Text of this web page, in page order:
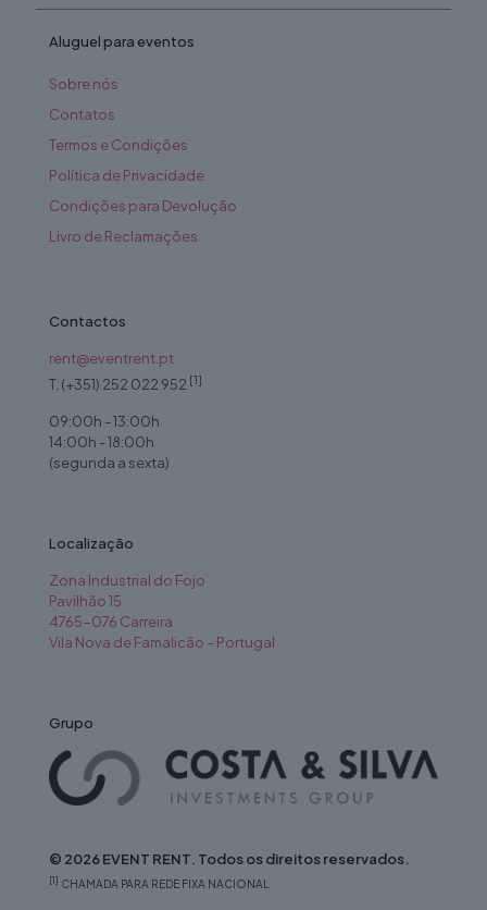
Aluguel para eventos
Sobre nós
Contatos
Termos e Condições
Política de Privacidade
Condições para Devolução
Livro de Reclamações
Contactos
rent@eventrent.pt
T. (+351) 252 022 952 [1]
09:00h - 13:00h
14:00h - 18:00h
(segunda a sexta)
Localização
Zona Industrial do Fojo
Pavilhão 15
4765-076 Carreira
Vila Nova de Famalicão – Portugal
Grupo
© 2026 EVENT RENT. Todos os direitos reservados.
[1] CHAMADA PARA REDE FIXA NACIONAL